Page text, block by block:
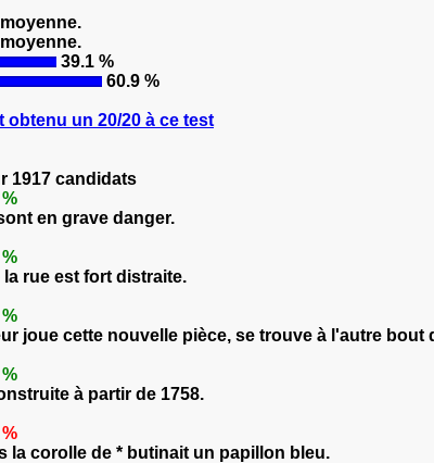
39.1 %
60.9 %
un 20/20 à ce test
1917 candidats
en grave danger.
rue est fort distraite.
joue cette nouvelle pièce, se trouve à l'autre bout
à partir de 1758.
la corolle de * butinait un papillon bleu.